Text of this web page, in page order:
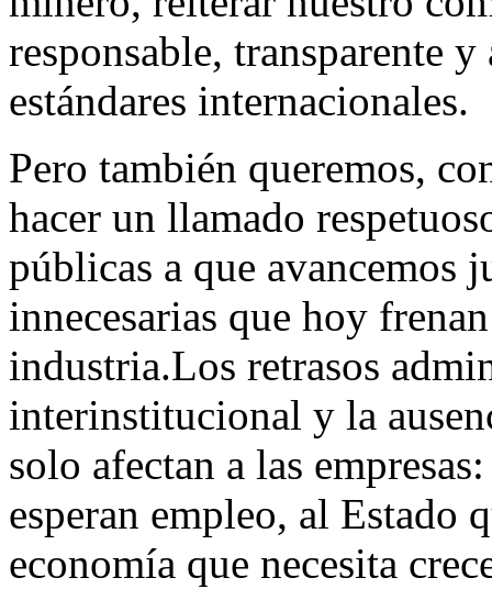
responsable, transparente
estándares internacionales.
Pero también queremos,
hacer un llamado
públicas a que avancemos
innecesarias que hoy
industria.Los retrasos
interinstitucional y la
solo afectan a las
esperan empleo, al Estado
economía que necesita